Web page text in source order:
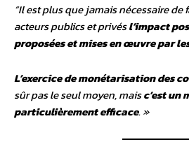
“Il est plus que jamais nécessaire
acteurs publics et privésl’impact
proposées et mises en œuvre par
L’exercice de monétarisation des
sûr pas le seul moyen, maisc’est un
particulièrement efficace. »